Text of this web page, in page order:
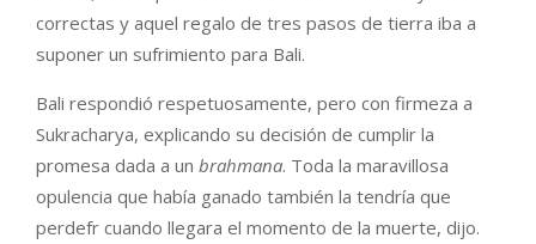
correctas y aquel regalo de tres pasos de tierra iba a
suponer un sufrimiento para Bali.
Bali respondió respetuosamente, pero con firmeza a
Sukracharya, explicando su decisión de cumplir la
promesa dada a un brahmana. Toda la maravillosa
opulencia que había ganado también la tendría que
perdefr cuando llegara el momento de la muerte, dijo.